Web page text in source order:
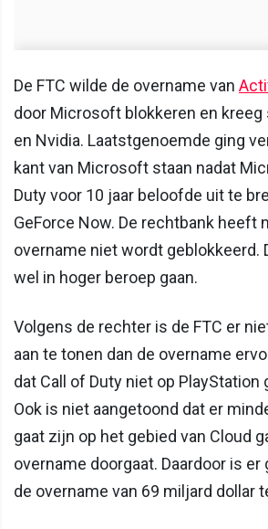
De FTC wilde de overname van
door Microsoft blokkeren en kreeg
en Nvidia. Laatstgenoemde ging
kant van Microsoft staan nadat
Duty voor 10 jaar beloofde uit te
GeForce Now. De rechtbank heeft
overname niet wordt geblokkeerd.
wel in hoger beroep gaan.
Volgens de rechter is de FTC er
aan te tonen dan de overname
dat Call of Duty niet op PlayStation
Ook is niet aangetoond dat er
gaat zijn op het gebied van Cloud
overname doorgaat. Daardoor is er
de overname van 69 miljard dollar